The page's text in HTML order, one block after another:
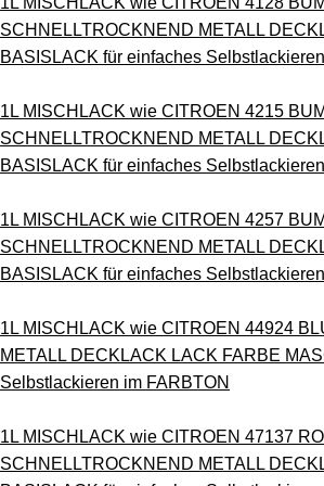
SCHNELLTROCKNEND METALL
BASISLACK für einfaches
1L MISCHLACK wie CITROEN 4215
SCHNELLTROCKNEND METALL
BASISLACK für einfaches
1L MISCHLACK wie CITROEN 4257
SCHNELLTROCKNEND METALL
BASISLACK für einfaches
1L MISCHLACK wie CITROEN 44924
METALL DECKLACK LACK FARBE
Selbstlackieren im FARBTON
1L MISCHLACK wie CITROEN 47137
SCHNELLTROCKNEND METALL